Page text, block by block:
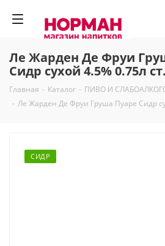
Ле Жарден Де Фруи
Сидр сухой 4.5% 0.75л
Главная - Каталог - ПИВО И
- Ле Жарден Де Фруи Груша Пуаре Сидр
СИДР